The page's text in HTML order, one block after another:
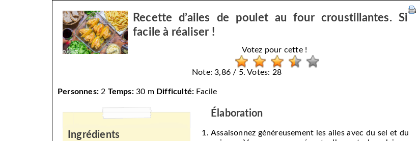
Recette d’ailes de poulet au four croustillantes. Si
facile à réaliser !
Votez pour cette !
Note: 3,86 / 5. Votes: 28
Personnes: 2 Temps: 30 m Difficulté: Facile
Ingrédients
Élaboration
Assaisonnez généreusement les ailes avec du sel et du